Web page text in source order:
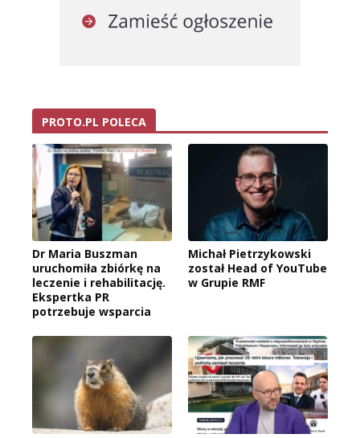
PROTO.PL POLECA
Dr Maria Buszman
uruchomiła zbiórkę na
leczenie i rehabilitację.
Ekspertka PR
potrzebuje wsparcia
Michał Pietrzykowski
został Head of YouTube
w Grupie RMF